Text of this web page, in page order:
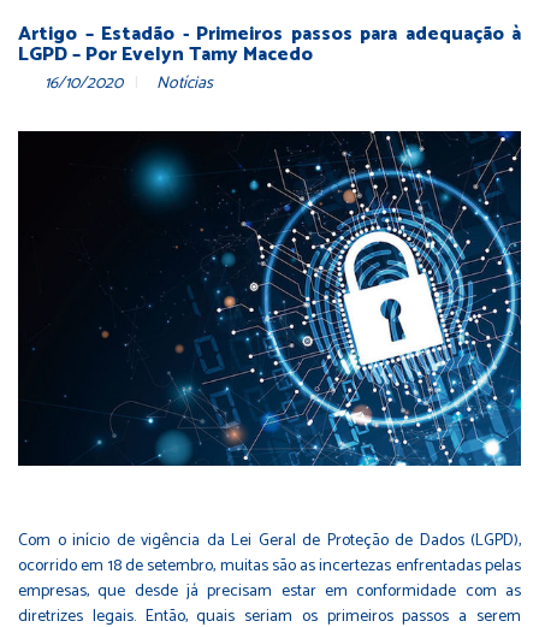
Artigo – Estadão - Primeiros passos para adequação à
LGPD – Por Evelyn Tamy Macedo
16/10/2020 Notícias
Com o início de vigência da Lei Geral de Proteção de Dados (LGPD),
ocorrido em 18 de setembro, muitas são as incertezas enfrentadas pelas
empresas, que desde já precisam estar em conformidade com as
diretrizes legais. Então, quais seriam os primeiros passos a serem